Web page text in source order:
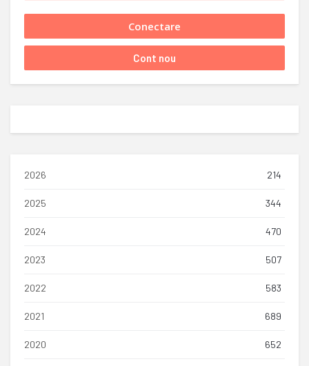
2026 214
2025 344
2024 470
2023 507
2022 583
2021 689
2020 652